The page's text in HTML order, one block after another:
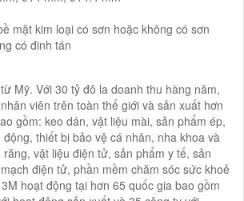
mặt kim loại có sơn hoặc không có sơn
có đinh tán
Mỹ. Với 30 tỷ đô la doanh thu hàng năm,
viên trên toàn thế giới và sản xuất hơn
gồm: keo dán, vật liệu mài, sản phẩm ép,
thiết bị bảo vệ cá nhân, nha khoa và
vật liệu điện tử, sản phẩm y tế, sản
điện tử, phần mềm chăm sóc sức khoẻ
hoạt động tại hơn 65 quốc gia bao gồm